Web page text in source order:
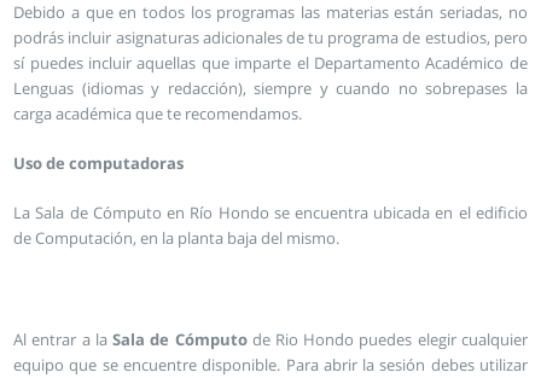
Debido a que en todos los programas las materias están seriadas, no
podrás incluir asignaturas adicionales de tu programa de estudios, pero
sí puedes incluir aquellas que imparte el Departamento Académico de
Lenguas (idiomas y redacción), siempre y cuando no sobrepases la
carga académica que te recomendamos.
Uso de computadoras
La Sala de Cómputo en Río Hondo se encuentra ubicada en el edificio
de Computación, en la planta baja del mismo.
Al entrar a laSala de Cómputode Rio Hondo puedes elegir cualquier
equipo que se encuentre disponible. Para abrir la sesión debes utilizar